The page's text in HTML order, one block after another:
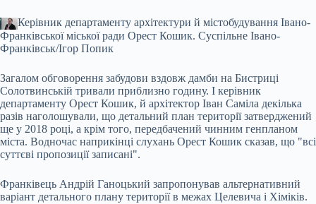
Керівник департаменту архітектури й містобудування Івано-
Франківської міської ради Орест Кошик. Суспільне Івано-
Франківськ/Ігор Попик
Загалом обговорення забудови вздовж дамби на Бистриці
Солотвинській тривали приблизно годину. І керівник
департаменту Орест Кошик, й архітектор Іван Саміла декілька
разів наголошували, що детальний план території затверджений
ще у 2018 році, а крім того, передбачений чинним генпланом
міста. Водночас наприкінці слухань Орест Кошик сказав, що "всі
суттєві пропозиції записані".
Франківець Андрій Ганоцький запропонував альтернативний
варіант детального плану території в межах Целевича і Хіміків.